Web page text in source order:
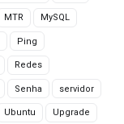
MTR MySQL
Ping
Redes
Senha servidor
Ubuntu Upgrade